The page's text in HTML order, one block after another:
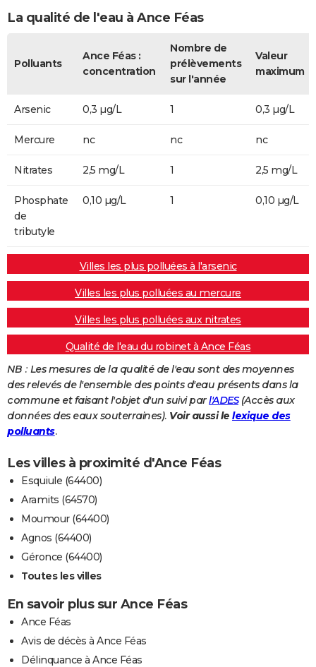
La qualité de l'eau à Ance Féas
Polluants
Ance Féas :
concentration
Nombre de
prélèvements
sur l'année
Valeur
maximum
Arsenic 0,3 µg/L 1 0,3 µg/L
Mercure nc nc nc
Nitrates 2,5 mg/L 1 2,5 mg/L
Phosphate
de
tributyle
0,10 µg/L 1 0,10 µg/L
Villes les plus polluées à l'arsenic
Villes les plus polluées au mercure
Villes les plus polluées aux nitrates
Qualité de l'eau du robinet à Ance Féas
NB : Les mesures de la qualité de l'eau sont des moyennes
des relevés de l'ensemble des points d'eau présents dans la
commune et faisant l'objet d'un suivi parl'ADES(Accès aux
données des eaux souterraines). Voir aussi le lexique des
polluants.
Les villes à proximité d'Ance Féas
Esquiule (64400)
Aramits (64570)
Moumour (64400)
Agnos (64400)
Géronce (64400)
Toutes les villes
En savoir plus sur Ance Féas
Ance Féas
Avis de décès à Ance Féas
Délinquance à Ance Féas